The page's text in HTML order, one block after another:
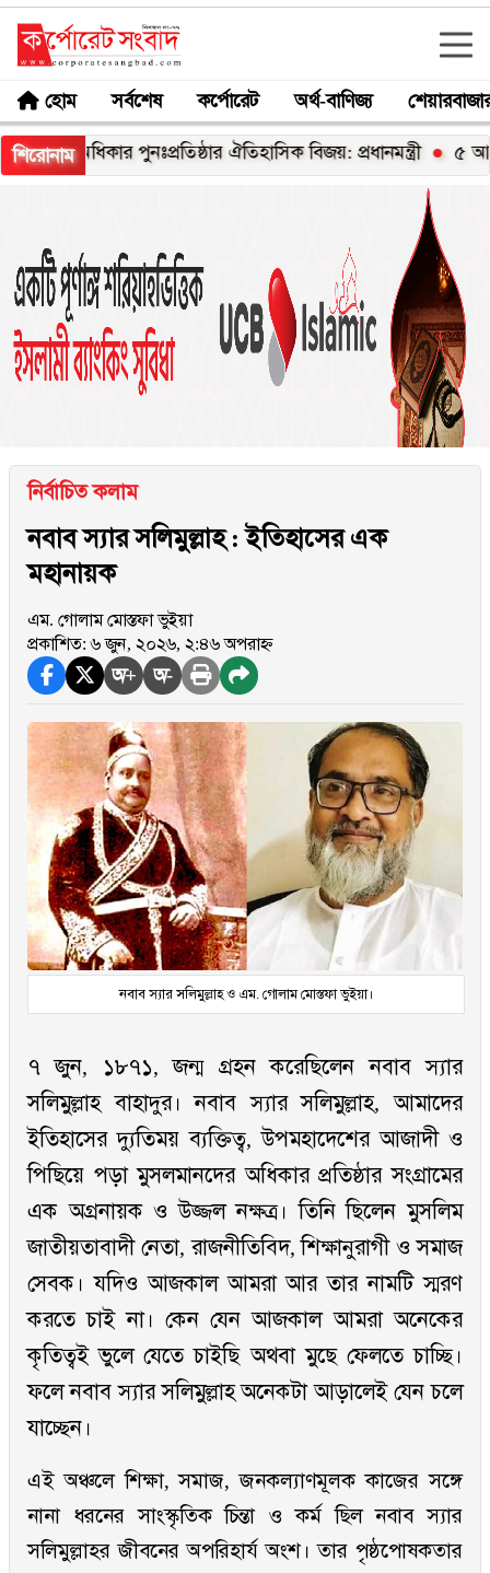
হোম সর্বশেষ কর্পোরেট অর্থ-বাণিজ্য
শিরোনাম ঐতিহাসিক বিজয়: প্রধানমন্ত্রী ৫ আগস্ট যথাযোগ্য
নির্বাচিত কলাম
নবাব স্যার সলিমুল্লাহ : ইতিহাসের এক
মহানায়ক
এম. গোলাম মোস্তফা ভুইয়া
প্রকাশিত: ৬ জুন, ২০২৬, ২:৪৬ অপরাহ্ন
অ+ অ-
নবাব স্যার সলিমুল্লাহ ও এম. গোলাম মোস্তফা ভুইয়া।
৭ জুন, ১৮৭১, জন্ম গ্রহন করেছিলেন নবাব স্যার
সলিমুল্লাহ বাহাদুর। নবাব স্যার সলিমুল্লাহ, আমাদের
ইতিহাসের দ্যুতিময় ব্যক্তিত্ব, উপমহাদেশের আজাদী ও
পিছিয়ে পড়া মুসলমানদের অধিকার প্রতিষ্ঠার সংগ্রামের
এক অগ্রনায়ক ও উজ্জল নক্ষত্র। তিনি ছিলেন মুসলিম
জাতীয়তাবাদী নেতা, রাজনীতিবিদ, শিক্ষানুরাগী ও সমাজ
সেবক। যদিও আজকাল আমরা আর তার নামটি স্মরণ
করতে চাই না। কেন যেন আজকাল আমরা অনেকের
কৃতিত্বই ভুলে যেতে চাইছি অথবা মুছে ফেলতে চাচ্ছি।
ফলে নবাব স্যার সলিমুল্লাহ অনেকটা আড়ালেই যেন চলে
যাচ্ছেন।
এই অঞ্চলে শিক্ষা, সমাজ, জনকল্যাণমূলক কাজের সঙ্গে
নানা ধরনের সাংস্কৃতিক চিন্তা ও কর্ম ছিল নবাব স্যার
সলিমুল্লাহর জীবনের অপরিহার্য অংশ। তার পৃষ্ঠপোষকতার